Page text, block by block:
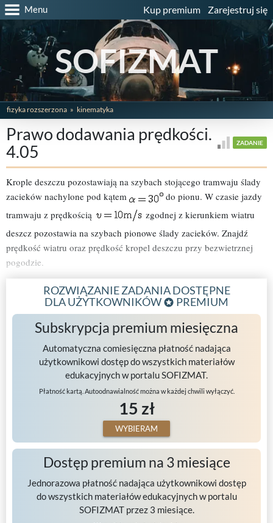
Menu Kup premium Zarejestruj się
SOFIZMAT
fizyka rozszerzona kinematyka
Prawo dodawania prędkości.
4.05
ZADANIE
Krople deszczu pozostawiają na szybach stojącego tramwaju ślady
zacieków nachylone pod kątem
do pionu. W czasie jazdy
tramwaju z prędkością
zgodnej z kierunkiem wiatru
deszcz pozostawia na szybach pionowe ślady zacieków. Znajdź
prędkość wiatru oraz prędkość kropel deszczu przy bezwietrznej
pogodzie.
ROZWIĄZANIE ZADANIA DOSTĘPNE
DLA UŻYTKOWNIKÓW
PREMIUM
Subskrypcja premium miesięczna
Automatyczna comiesięczna płatność nadająca
użytkownikowi dostęp do wszystkich materiałów
edukacyjnych w portalu SOFIZMAT.
Płatność kartą. Autoodnawialność można w każdej chwili wyłączyć.
15 zł
WYBIERAM
Dostęp premium na 3 miesiące
Jednorazowa płatność nadająca użytkownikowi dostęp
do wszystkich materiałów edukacyjnych w portalu
SOFIZMAT przez 3 miesiące.